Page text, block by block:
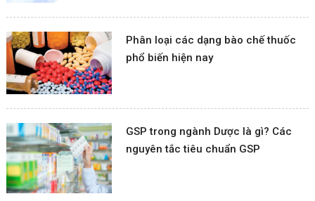
Phân loại các dạng bào chế thuốc
phổ biến hiện nay
GSP trong ngành Dược là gì? Các
nguyên tắc tiêu chuẩn GSP